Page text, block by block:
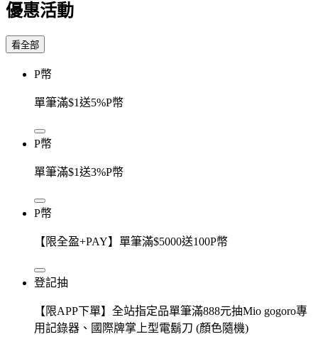
優惠活動
看全部
P幣
單筆滿$1送5%P幣
P幣
單筆滿$1送3%P幣
P幣
【限全盈+PAY】單筆滿$5000送100P幣
登記抽
【限APP下單】全站指定品單筆滿888元抽Mio gogoro專
用記錄器、國際牌掌上型電鬍刀 (顏色隨機)